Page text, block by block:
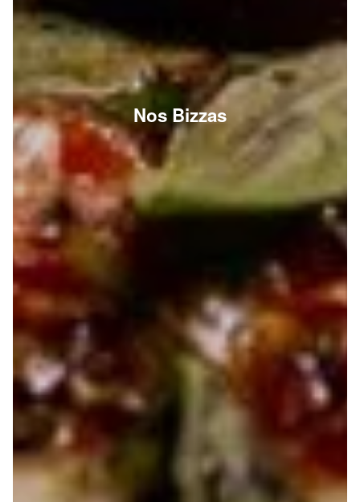
Nos Bizzas